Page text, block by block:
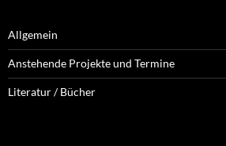
Allgemein
Anstehende Projekte und Termine
Literatur / Bücher